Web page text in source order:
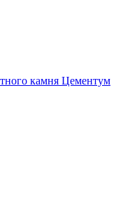
камня Цементум